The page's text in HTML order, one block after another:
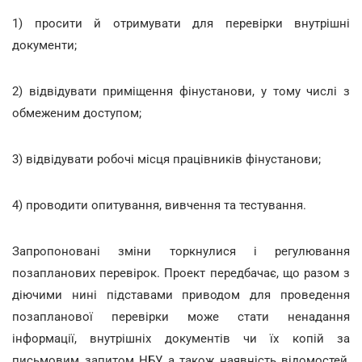
1) просити й отримувати для перевірки внутрішні
документи;
2) відвідувати приміщення фінустанови, у тому числі з
обмеженим доступом;
3) відвідувати робочі місця працівників фінустанови;
4) проводити опитування, вивчення та тестування.
Запропоновані зміни торкнулися і регулювання
позапланових перевірок. Проект передбачає, що разом з
діючими нині підставами приводом для проведення
позапланової перевірки може стати ненадання
інформації, внутрішніх документів чи їх копій за